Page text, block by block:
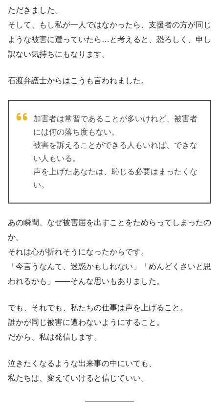
ただきました。
そして、もし私が一人ではなかったら、支援者の方が同じ
ような被害に遭っていたら…と考えると、恐ろしく、申し
訳ない気持ちにもなります。
石渡弁護士からはこうも言われました。
加害者は常習であることが多いけれど、被害者
には何の落ち度もない。
被害を訴えることができる人もいれば、できな
い人もいる。
声を上げたあなたは、恥じる必要はまったくな
い。
あの瞬間、なぜ被害届を出すことをためらってしまったの
か。
それは心が折れそうになったからです。
「今言うなんて、迷惑かもしれない」「めんどくさいと思
われるかも」――そんな思いもありました。
でも、それでも、私たちの仕事は声を上げること。
誰かが同じ被害に遭わないようにすること。
だから、私は発信します。
泣きたくなるような出来事の中にいても、
私たちは、変えていけると信じていい。